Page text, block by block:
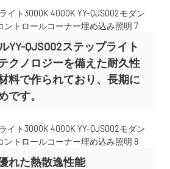
YY-QJS002ステップライト
クノロジーを備えた耐久性
料で作られており、長期に
です。
れた熱散逸性能